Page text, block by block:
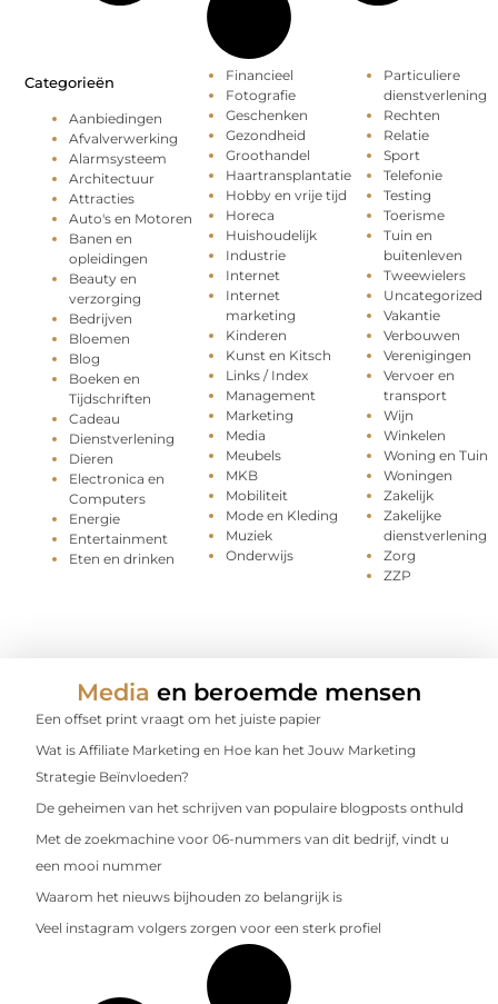
Categorieën
Aanbiedingen
Afvalverwerking
Alarmsysteem
Architectuur
Attracties
Auto's en Motoren
Banen en
opleidingen
Beauty en
verzorging
Bedrijven
Bloemen
Blog
Boeken en
Tijdschriften
Cadeau
Dienstverlening
Dieren
Electronica en
Computers
Energie
Entertainment
Eten en drinken
Financieel
Fotografie
Geschenken
Gezondheid
Groothandel
Haartransplantatie
Hobby en vrije tijd
Horeca
Huishoudelijk
Industrie
Internet
Internet
marketing
Kinderen
Kunst en Kitsch
Links / Index
Management
Marketing
Media
Meubels
MKB
Mobiliteit
Mode en Kleding
Muziek
Onderwijs
Particuliere
dienstverlening
Rechten
Relatie
Sport
Telefonie
Testing
Toerisme
Tuin en
buitenleven
Tweewielers
Uncategorized
Vakantie
Verbouwen
Verenigingen
Vervoer en
transport
Wijn
Winkelen
Woning en Tuin
Woningen
Zakelijk
Zakelijke
dienstverlening
Zorg
ZZP
Media en beroemde mensen
Een offset print vraagt om het juiste papier
Wat is Affiliate Marketing en Hoe kan het Jouw Marketing
Strategie Beïnvloeden?
De geheimen van het schrijven van populaire blogposts onthuld
Met de zoekmachine voor 06-nummers van dit bedrijf, vindt u
een mooi nummer
Waarom het nieuws bijhouden zo belangrijk is
Veel instagram volgers zorgen voor een sterk profiel